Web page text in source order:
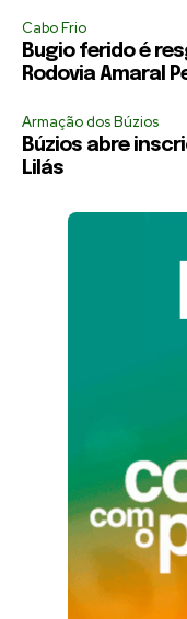
Cabo Frio
Bugio ferido é
Rodovia Amaral
Armação dos Búzios
Búzios abre
Lilás